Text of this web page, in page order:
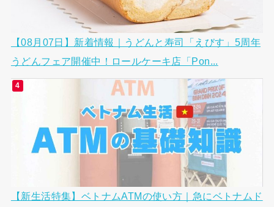
【08月07日】新着情報｜うどんと寿司「えびす」5周年
うどんフェア開催中！ロールケーキ店「Pon...
【新生活特集】ベトナムATMの使い方｜急にベトナムド